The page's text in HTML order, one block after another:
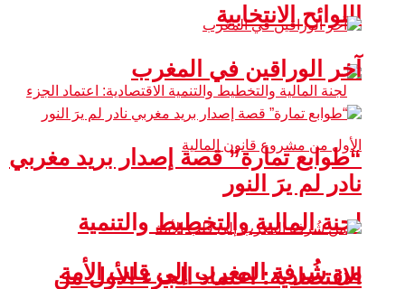
اللوائح الانتخابية
لجنة المالية والتخطيط والتنمية
الاقتصادية: اعتماد الجزء الأول من
آخر الوراقين في المغرب
“طوابع تمارة” قصة إصدار بريد مغربي
نادر لم يرَ النور
من شُرفة المغرب إلى قلب الأمة